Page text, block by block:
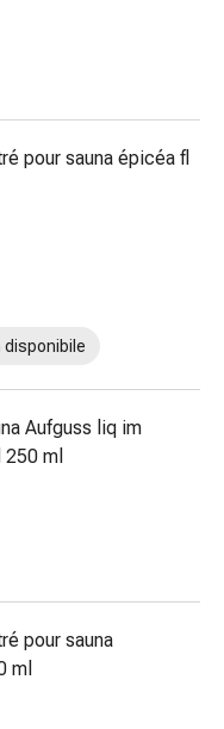
pour sauna épicéa fl
disponibile
Aufguss liq im
ml
pour sauna
ml